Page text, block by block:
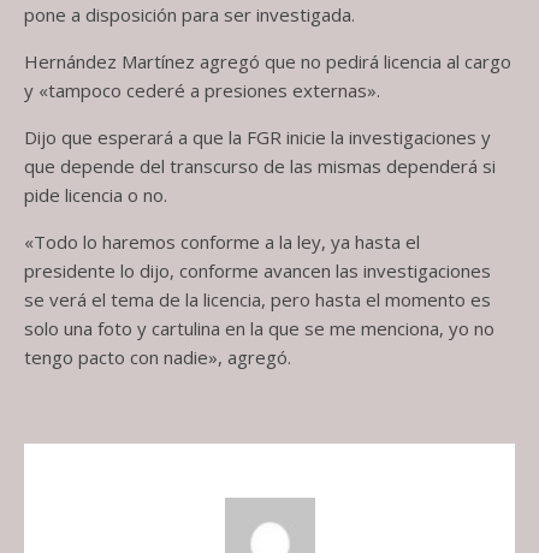
pone a disposición para ser investigada.
Hernández Martínez agregó que no pedirá licencia al cargo
y «tampoco cederé a presiones externas».
Dijo que esperará a que la FGR inicie la investigaciones y
que depende del transcurso de las mismas dependerá si
pide licencia o no.
«Todo lo haremos conforme a la ley, ya hasta el
presidente lo dijo, conforme avancen las investigaciones
se verá el tema de la licencia, pero hasta el momento es
solo una foto y cartulina en la que se me menciona, yo no
tengo pacto con nadie», agregó.